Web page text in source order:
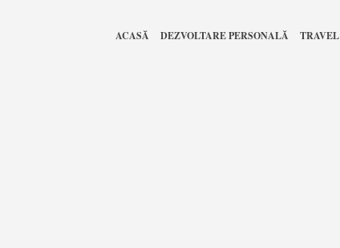
ACASĂ DEZVOLTARE PERSONALĂ TRAVEL